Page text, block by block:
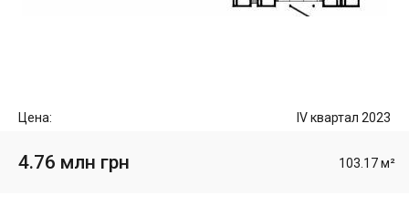
Цена: IV квартал 2023
4.76 млн грн 103.17 м²